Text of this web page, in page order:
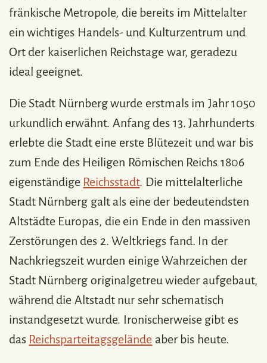
fränkische Metropole, die bereits im Mittelalter
ein wichtiges Handels- und Kulturzentrum und
Ort der kaiserlichen Reichstage war, geradezu
ideal geeignet.
Die Stadt Nürnberg wurde erstmals im Jahr 1050
urkundlich erwähnt. Anfang des 13. Jahrhunderts
erlebte die Stadt eine erste Blütezeit und war bis
zum Ende des Heiligen Römischen Reichs 1806
eigenständige Reichsstadt. Die mittelalterliche
Stadt Nürnberg galt als eine der bedeutendsten
Altstädte Europas, die ein Ende in den massiven
Zerstörungen des 2. Weltkriegs fand. In der
Nachkriegszeit wurden einige Wahrzeichen der
Stadt Nürnberg originalgetreu wieder aufgebaut,
während die Altstadt nur sehr schematisch
instandgesetzt wurde. Ironischerweise gibt es
das Reichsparteitagsgelände aber bis heute.